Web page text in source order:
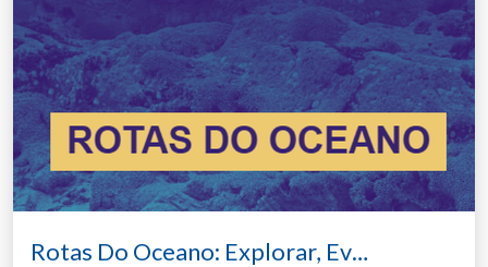
Rotas Do Oceano: Explorar, Ev…